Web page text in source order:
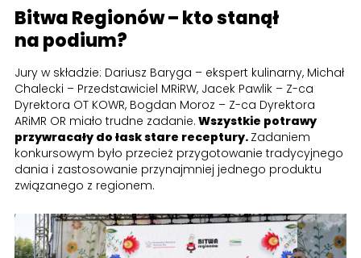
Bitwa Regionów – kto stanął
na podium?
Jury w składzie: Dariusz Baryga – ekspert kulinarny, Michał
Chalecki – Przedstawiciel MRiRW, Jacek Pawlik – Z-ca
Dyrektora OT KOWR, Bogdan Moroz – Z-ca Dyrektora
ARiMR OR miało trudne zadanie. Wszystkie potrawy
przywracały do łask stare receptury. Zadaniem
konkursowym było przecież przygotowanie tradycyjnego
dania i zastosowanie przynajmniej jednego produktu
związanego z regionem.